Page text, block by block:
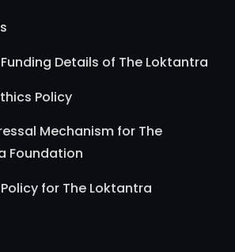
Details of The Loktantra
Policy
Mechanism for The
Foundation
for The Loktantra